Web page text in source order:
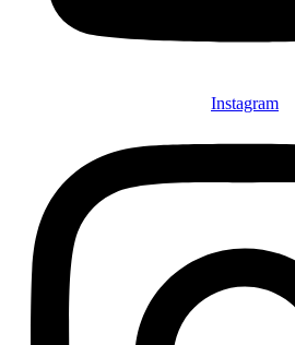
Instagram